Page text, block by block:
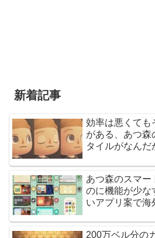
新着記事
効率は悪くても
がある、あつ森
タイルがなんだ
あつ森のスマー
のに機能が少
いアプリ案で海
200万ベル分の